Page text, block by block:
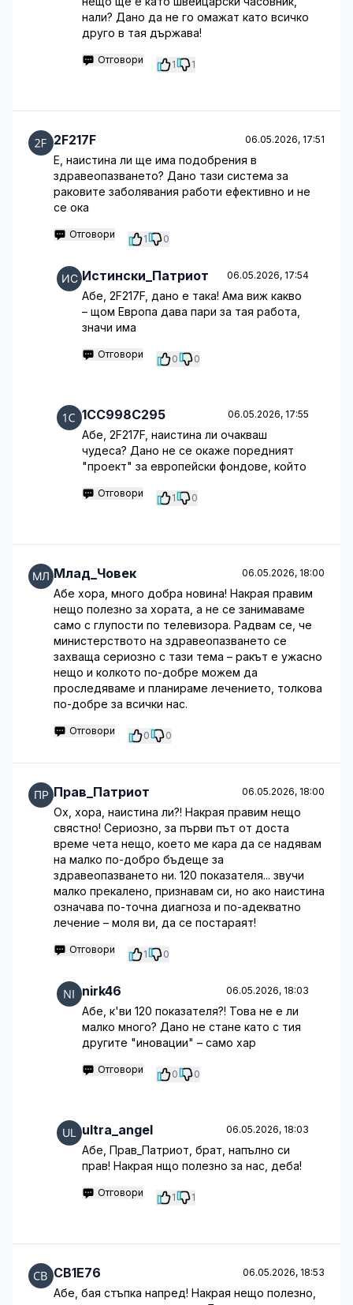
нали? Дано да не го омажат като всичко
друго в тая държава!
Отговори 1 1
2F217F 06.05.2026, 17:51
Е, наистина ли ще има подобрения в
здравеопазването? Дано тази система за
раковите заболявания работи ефективно и не
се ока
Отговори 1 0
Истински_Патриот 06.05.2026, 17:54
Абе, 2F217F, дано е така! Ама виж какво
– щом Европа дава пари за тая работа,
значи има
Отговори 0 0
1CC998C295 06.05.2026, 17:55
Абе, 2F217F, наистина ли очакваш
чудеса? Дано не се окаже поредният
"проект" за европейски фондове, който
Отговори 1 0
Млад_Човек 06.05.2026, 18:00
Абе хора, много добра новина! Накрая правим
нещо полезно за хората, а не се занимаваме
само с глупости по телевизора. Радвам се, че
министерството на здравеопазването се
захваща сериозно с тази тема – ракът е ужасно
нещо и колкото по-добре можем да
проследяваме и планираме лечението, толкова
по-добре за всички нас.
Отговори 0 0
Прав_Патриот 06.05.2026, 18:00
Ох, хора, наистина ли?! Накрая правим нещо
свястно! Сериозно, за първи път от доста
време чета нещо, което ме кара да се надявам
на малко по-добро бъдеще за
здравеопазването ни. 120 показателя... звучи
малко прекалено, признавам си, но ако наистина
означава по-точна диагноза и по-адекватно
лечение – моля ви, да се постараят!
Отговори 1 0
nirk46 06.05.2026, 18:03
Абе, к'ви 120 показателя?! Това не е ли
малко много? Дано не стане като с тия
другите "иновации" – само хар
Отговори 0 0
ultra_angel 06.05.2026, 18:03
Абе, Прав_Патриот, брат, напълно си
прав! Накрая нщо полезно за нас, деба!
Отговори 1 1
CB1E76 06.05.2026, 18:53
Абе, бая стъпка напред! Накрая нещо полезно,